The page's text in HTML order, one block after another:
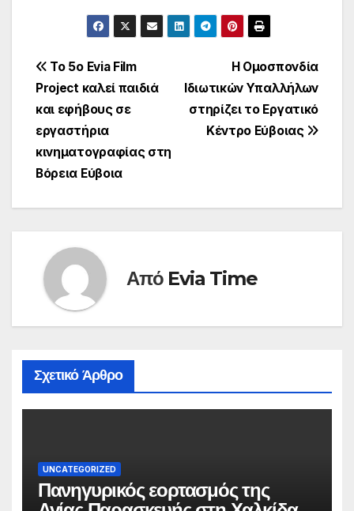
Πλοήγηση
άρθρων
Η Ομοσπονδία
Ιδιωτικών Υπαλλήλων
στηρίζει το Εργατικό
Κέντρο Εύβοιας
Το 5ο Evia Film
Project καλεί παιδιά
και εφήβους σε
εργαστήρια
κινηματογραφίας στη
Βόρεια Εύβοια
Από Evia Time
Σχετικό Άρθρο
UNCATEGORIZED
Πανηγυρικός εορτασμός της